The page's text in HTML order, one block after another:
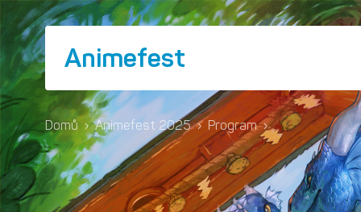
Animefest
Domů › Animefest 2025 › Program ›